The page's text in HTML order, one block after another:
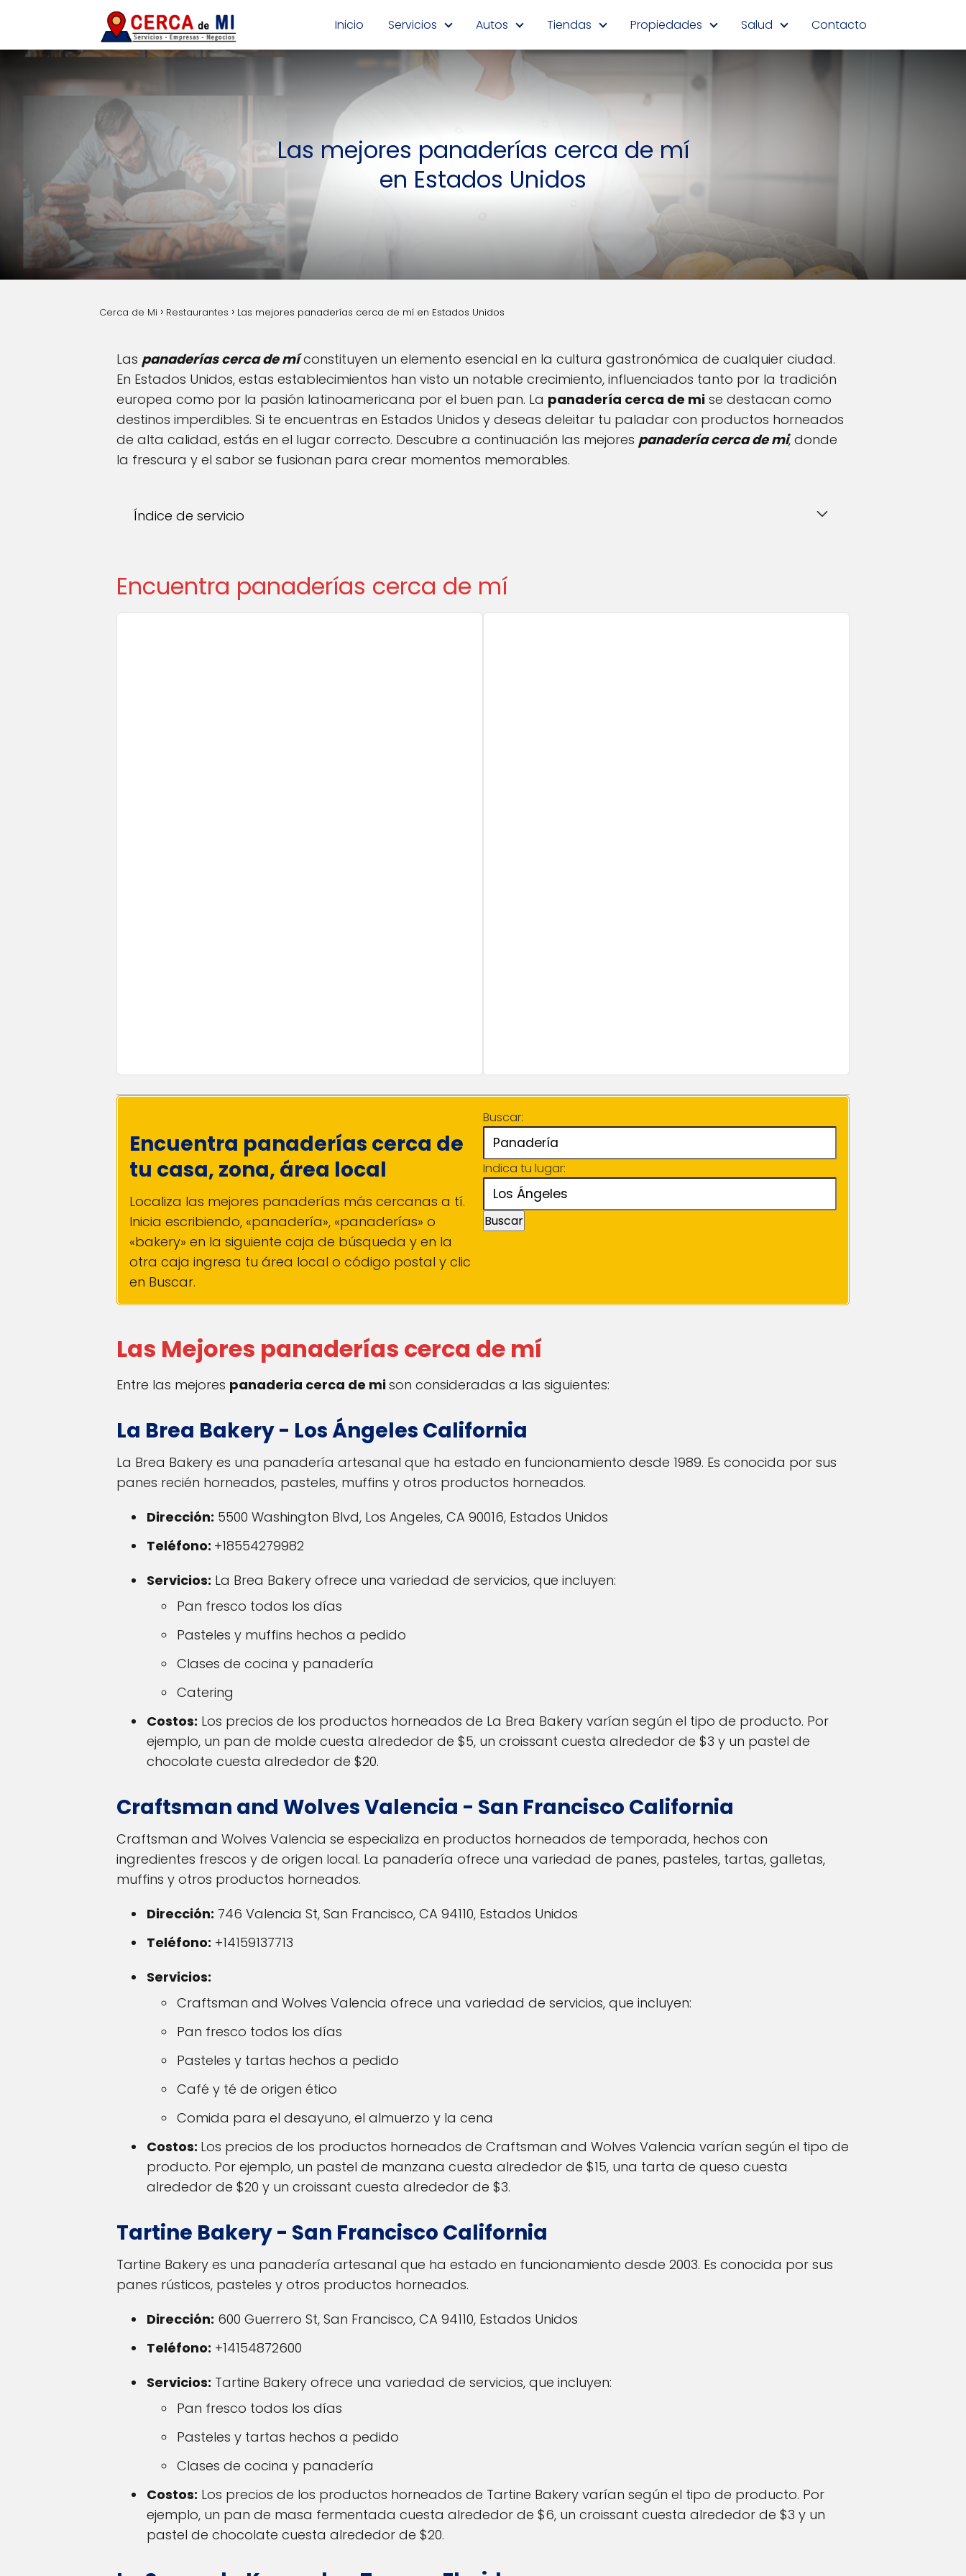
Inicio Servicios Autos Tiendas Propiedades Salud Contacto
Las mejores panaderías cerca de mí
en Estados Unidos
Cerca de Mi Restaurantes Las mejores panaderías cerca de mí en Estados Unidos
Las panaderías cerca de míconstituyen un elemento esencial en la cultura gastronómica de cualquier ciudad.
En Estados Unidos, estas establecimientos han visto un notable crecimiento, influenciados tanto por la tradición
europea como por la pasión latinoamericana por el buen pan. La panadería cerca de mi se destacan como
destinos imperdibles. Si te encuentras en Estados Unidos y deseas deleitar tu paladar con productos horneados
de alta calidad, estás en el lugar correcto. Descubre a continuación las mejores panadería cerca de mi, donde
la frescura y el sabor se fusionan para crear momentos memorables.
Índice de servicio
Encuentra panaderías cerca de mí
Encuentra panaderías cerca de
tu casa, zona, área local
Localiza las mejores panaderías más cercanas a tí.
Inicia escribiendo, «panadería», «panaderías» o
«bakery» en la siguiente caja de búsqueda y en la
otra caja ingresa tu área local o código postal y clic
en Buscar.
Buscar:
Indica tu lugar:
Buscar
Las Mejores panaderías cerca de mí
Entre las mejores panaderia cerca de mison consideradas a las siguientes:
La Brea Bakery - Los Ángeles California
La Brea Bakery es una panadería artesanal que ha estado en funcionamiento desde 1989. Es conocida por sus
panes recién horneados, pasteles, muffins y otros productos horneados.
Dirección: 5500 Washington Blvd, Los Angeles, CA 90016, Estados Unidos
Teléfono: +18554279982
Servicios: La Brea Bakery ofrece una variedad de servicios, que incluyen:
Pan fresco todos los días
Pasteles y muffins hechos a pedido
Clases de cocina y panadería
Catering
Costos: Los precios de los productos horneados de La Brea Bakery varían según el tipo de producto. Por
ejemplo, un pan de molde cuesta alrededor de $5, un croissant cuesta alrededor de $3 y un pastel de
chocolate cuesta alrededor de $20.
Craftsman and Wolves Valencia - San Francisco California
Craftsman and Wolves Valencia se especializa en productos horneados de temporada, hechos con
ingredientes frescos y de origen local. La panadería ofrece una variedad de panes, pasteles, tartas, galletas,
muffins y otros productos horneados.
Dirección: 746 Valencia St, San Francisco, CA 94110, Estados Unidos
Teléfono: +14159137713
Servicios:
Craftsman and Wolves Valencia ofrece una variedad de servicios, que incluyen:
Pan fresco todos los días
Pasteles y tartas hechos a pedido
Café y té de origen ético
Comida para el desayuno, el almuerzo y la cena
Costos: Los precios de los productos horneados de Craftsman and Wolves Valencia varían según el tipo de
producto. Por ejemplo, un pastel de manzana cuesta alrededor de $15, una tarta de queso cuesta
alrededor de $20 y un croissant cuesta alrededor de $3.
Tartine Bakery - San Francisco California
Tartine Bakery es una panadería artesanal que ha estado en funcionamiento desde 2003. Es conocida por sus
panes rústicos, pasteles y otros productos horneados.
Dirección: 600 Guerrero St, San Francisco, CA 94110, Estados Unidos
Teléfono: +14154872600
Servicios: Tartine Bakery ofrece una variedad de servicios, que incluyen:
Pan fresco todos los días
Pasteles y tartas hechos a pedido
Clases de cocina y panadería
Costos: Los precios de los productos horneados de Tartine Bakery varían según el tipo de producto. Por
ejemplo, un pan de masa fermentada cuesta alrededor de $6, un croissant cuesta alrededor de $3 y un
pastel de chocolate cuesta alrededor de $20.